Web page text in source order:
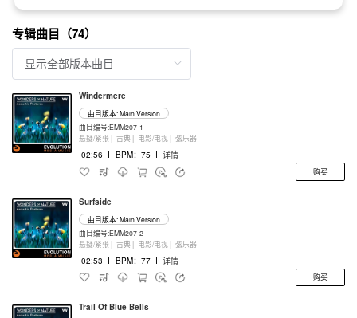
专辑曲目（74）
Windermere
曲目版本: Main Version
曲目编号:EMM207-1
悬疑/紧张 | 古典 | 电影/电视 | 弦乐器
02:56 I BPM：75 I 详情
购买
Surfside
曲目版本: Main Version
曲目编号:EMM207-2
悬疑/紧张 | 古典 | 电影/电视 | 弦乐器
02:53 I BPM：77 I 详情
购买
Trail Of Blue Bells